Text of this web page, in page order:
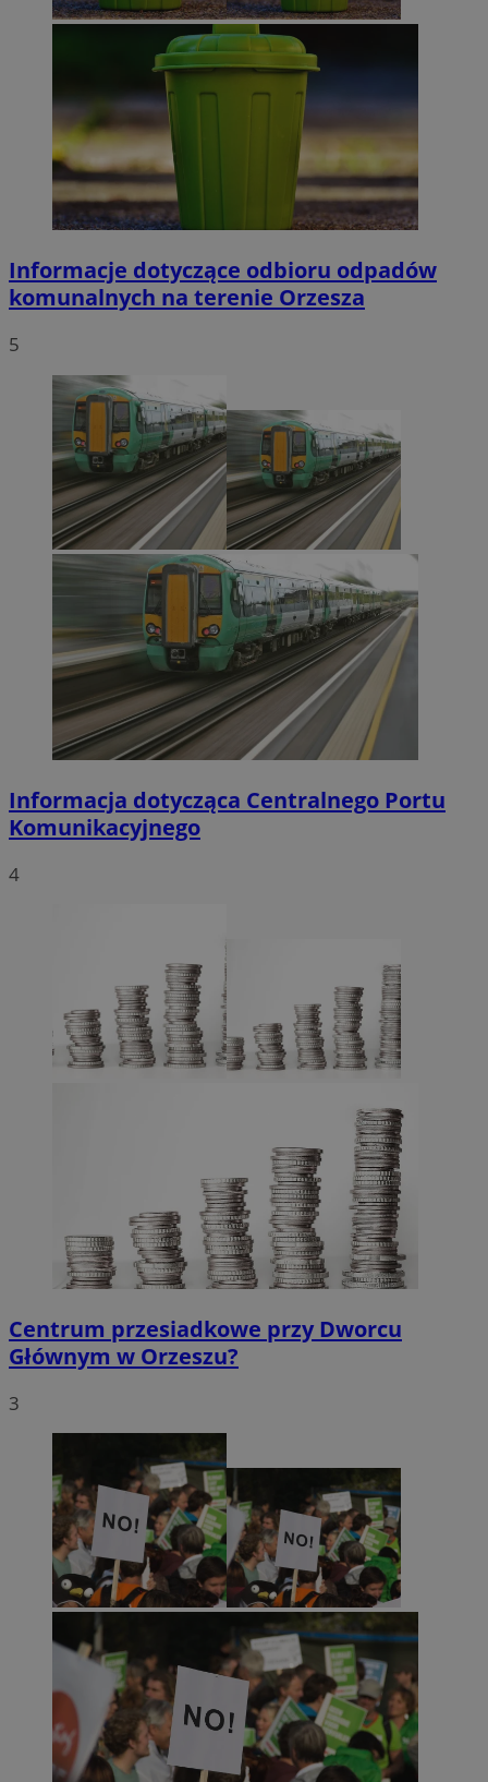
Informacje dotyczące odbioru odpadów
komunalnych na terenie Orzesza
5
Informacja dotycząca Centralnego Portu
Komunikacyjnego
4
Centrum przesiadkowe przy Dworcu
Głównym w Orzeszu?
3